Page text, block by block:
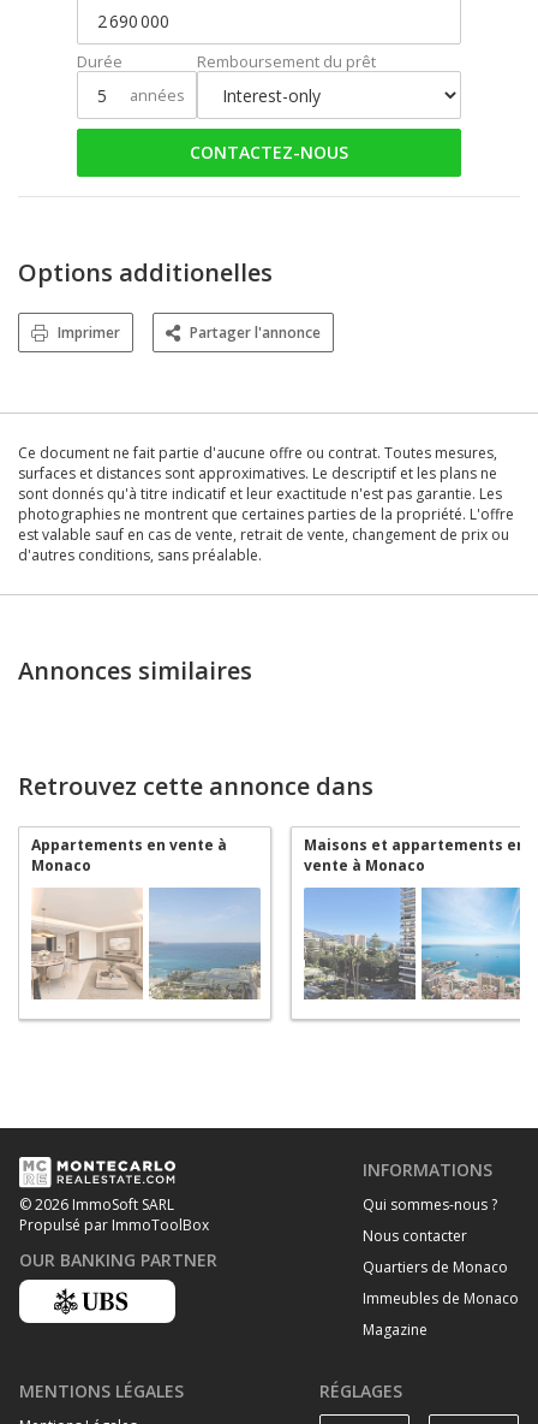
Durée
années
Remboursement du prêt
CONTACTEZ-NOUS
Options additionelles
Imprimer Partager l'annonce
Ce document ne fait partie d'aucune offre ou contrat. Toutes mesures,
surfaces et distances sont approximatives. Le descriptif et les plans ne
sont donnés qu'à titre indicatif et leur exactitude n'est pas garantie. Les
photographies ne montrent que certaines parties de la propriété. L'offre
est valable sauf en cas de vente, retrait de vente, changement de prix ou
d'autres conditions, sans préalable.
Annonces similaires
Retrouvez cette annonce dans
Appartements en vente à
Monaco
Maisons et appartements en
vente à Monaco
© 2026 ImmoSoft SARL
Propulsé par ImmoToolBox
OUR BANKING PARTNER
INFORMATIONS
Qui sommes-nous ?
Nous contacter
Quartiers de Monaco
Immeubles de Monaco
Magazine
MENTIONS LÉGALES RÉGLAGES